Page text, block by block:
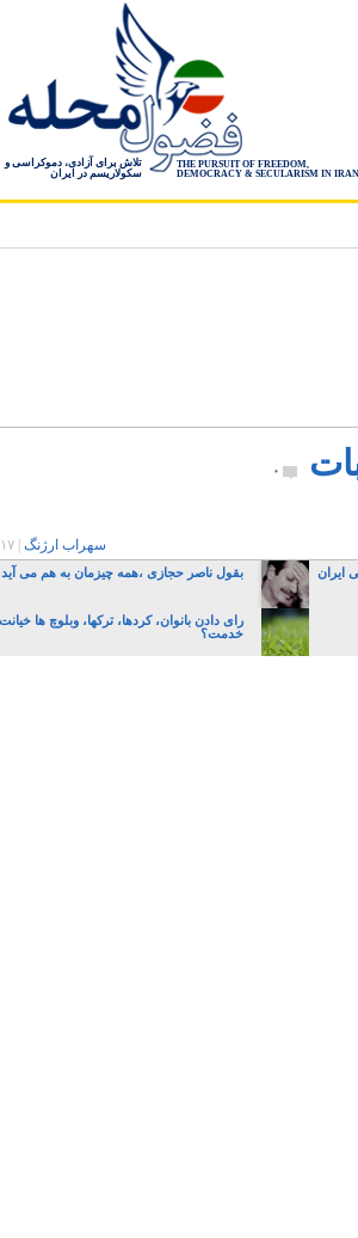
THE PURSUIT OF FREEDOM,
DEMOCRACY & SECULARISM IN IRAN
تلاش برای آزادی، دموکراسی و
سکولاریسم در ایران
۰
سهراب ارژنگ ۱۷ سال پیش
ایران
بقول ناصر حجازی ،همه چیزمان به هم می آید
رای دادن بانوان، کردها، ترکها، وبلوچ ها
خدمت؟